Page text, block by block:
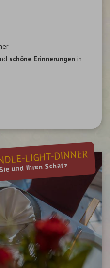
schöne Erinnerungen in
LIGHT-DINNER
und Ihren Schatz